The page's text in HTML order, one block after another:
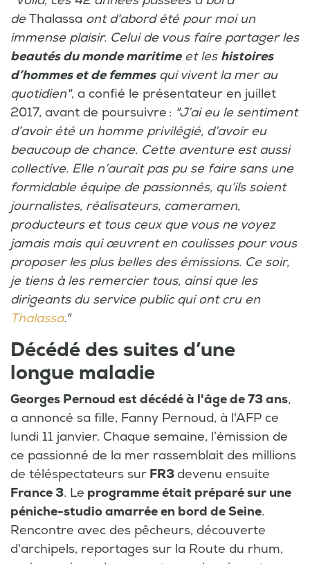
deThalassa ont d'abord été pour moi un
immense plaisir. Celui de vous faire partager les
beautés du monde maritimeet les histoires
d’hommes et de femmesqui vivent la mer au
quotidien", a confié le présentateur en juillet
2017, avant de poursuivre : "J’ai eu le sentiment
d’avoir été un homme privilégié, d’avoir eu
beaucoup de chance. Cette aventure est aussi
collective. Elle n’aurait pas pu se faire sans une
formidable équipe de passionnés, qu’ils soient
journalistes, réalisateurs, cameramen,
producteurs et tous ceux que vous ne voyez
jamais mais qui œuvrent en coulisses pour vous
proposer les plus belles des émissions. Ce soir,
je tiens à les remercier tous, ainsi que les
dirigeants du service public qui ont cru en
Thalassa."
Décédé des suites d’une
longue maladie
Georges Pernoud est décédé à l'âge de 73 ans,
a annoncé sa fille, Fanny Pernoud, à l'AFP ce
lundi 11 janvier. Chaque semaine, l’émission de
ce passionné de la mer rassemblait des millions
de téléspectateurs sur FR3devenu ensuite
France 3. Le programme était préparé sur une
péniche-studio amarrée en bord de Seine.
Rencontre avec des pêcheurs, découverte
d'archipels, reportages sur la Route du rhum,